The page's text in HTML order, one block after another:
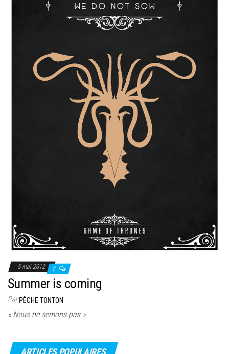
5 mai 2012 0
Summer is coming
ParPÊCHE TONTON
« Nous ne semons pas »
ARTICLES POPULAIRES